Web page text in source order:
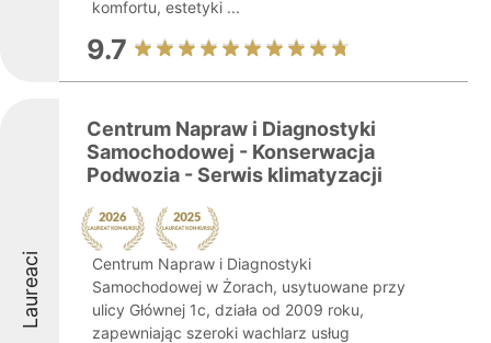
komfortu, estetyki ...
9.7
Laureaci
Centrum Napraw i Diagnostyki
Samochodowej - Konserwacja
Podwozia - Serwis klimatyzacji
Centrum Napraw i Diagnostyki
Samochodowej w Żorach, usytuowane przy
ulicy Głównej 1c, działa od 2009 roku,
zapewniając szeroki wachlarz usług